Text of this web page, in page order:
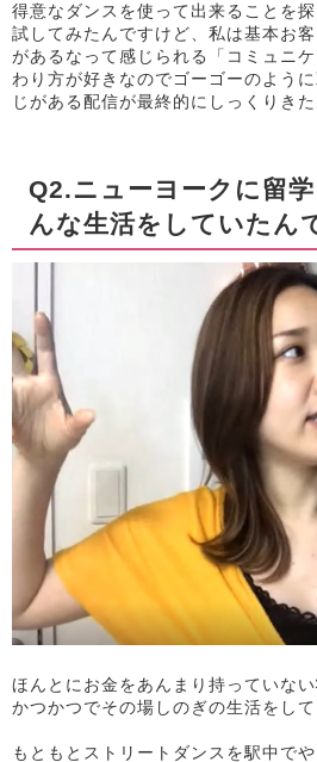
得意なダンスを使って出来ることを
試してみたんですけど、私は基本お
があるなって感じられる「コミュニ
わり方が好きなのでゴーゴーのよう
じがある配信が最終的にしっくりきた
Q2.ニューヨークに留
んな生活をしていたん
ほんとにお金をあんまり持っていな
かつかつでその場しのぎの生活をし
もともとストリートダンスを駅中で